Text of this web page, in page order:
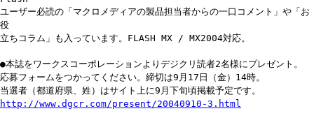
ユーザー必読の「マクロメディアの製品担当者からの一口コメント」や「お
役
立ちコラム」も入っています。FLASH MX / MX2004対応。
●本誌をワークスコーポレーションよりデジクリ読者2名様にプレゼント。
応募フォームをつかってください。締切は9月17日（金）14時。
当選者（都道府県、姓）はサイト上に9月下旬頃掲載予定です。
http://www.dgcr.com/present/20040910-3.html